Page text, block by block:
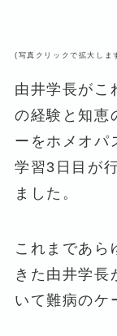
(写真クリックで拡大しま
由井学長がこ
の経験と知恵
ーをホメオパ
学習3日目が
ました。
これまであら
きた由井学長
いて難病のケ